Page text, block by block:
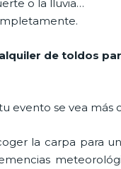
o la lluvia…
alquiler de toldos
evento se vea más
la carpa para